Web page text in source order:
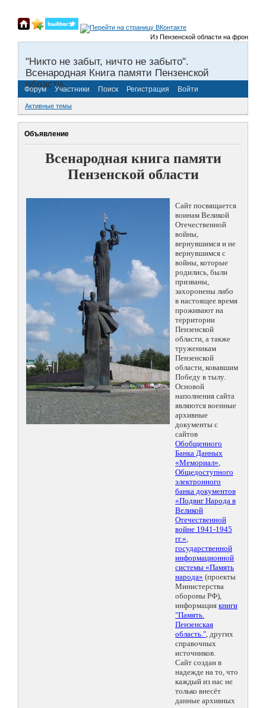
Из Пензенской области на фронты
"Никто не забыт, ничто не забыто".
Всенародная Книга памяти Пензенской
области.
Форум Участники Поиск Регистрация Войти
Активные темы
Объявление
Всенародная книга памяти
Пензенской области
Сайт посвящается
воинам Великой
Отечественной
войны,
вернувшимся и не
вернувшимся с
войны, которые
родились, были
призваны,
захоронены либо
в настоящее время
проживают на
территории
Пензенской
области, а также
труженикам
Пензенской
области, ковавшим
Победу в тылу.
Основой
наполнения сайта
являются военные
архивные
документы с
сайтов
Обобщенного
Банка Данных
«Мемориал»,
Общедоступного
электронного
банка документов
«Подвиг Народа в
Великой
Отечественной
войне 1941-1945
гг.»,
государственной
информационной
системы «Память
народа» (проекты
Министерства
обороны РФ),
информация книги
"Память.
Пензенская
область.", других
справочных
источников.
Сайт создан в
надежде на то, что
каждый из нас не
только внесёт
данные архивных